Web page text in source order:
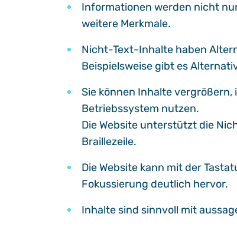
Informationen werden nicht
weitere Merkmale.
Nicht-Text-Inhalte haben
Beispielsweise gibt es
Sie können Inhalte vergrößern,
Betriebssystem nutzen.
Die Website unterstützt die
Braillezeile.
Die Website kann mit der
Fokussierung deutlich hervor.
Inhalte sind sinnvoll mit